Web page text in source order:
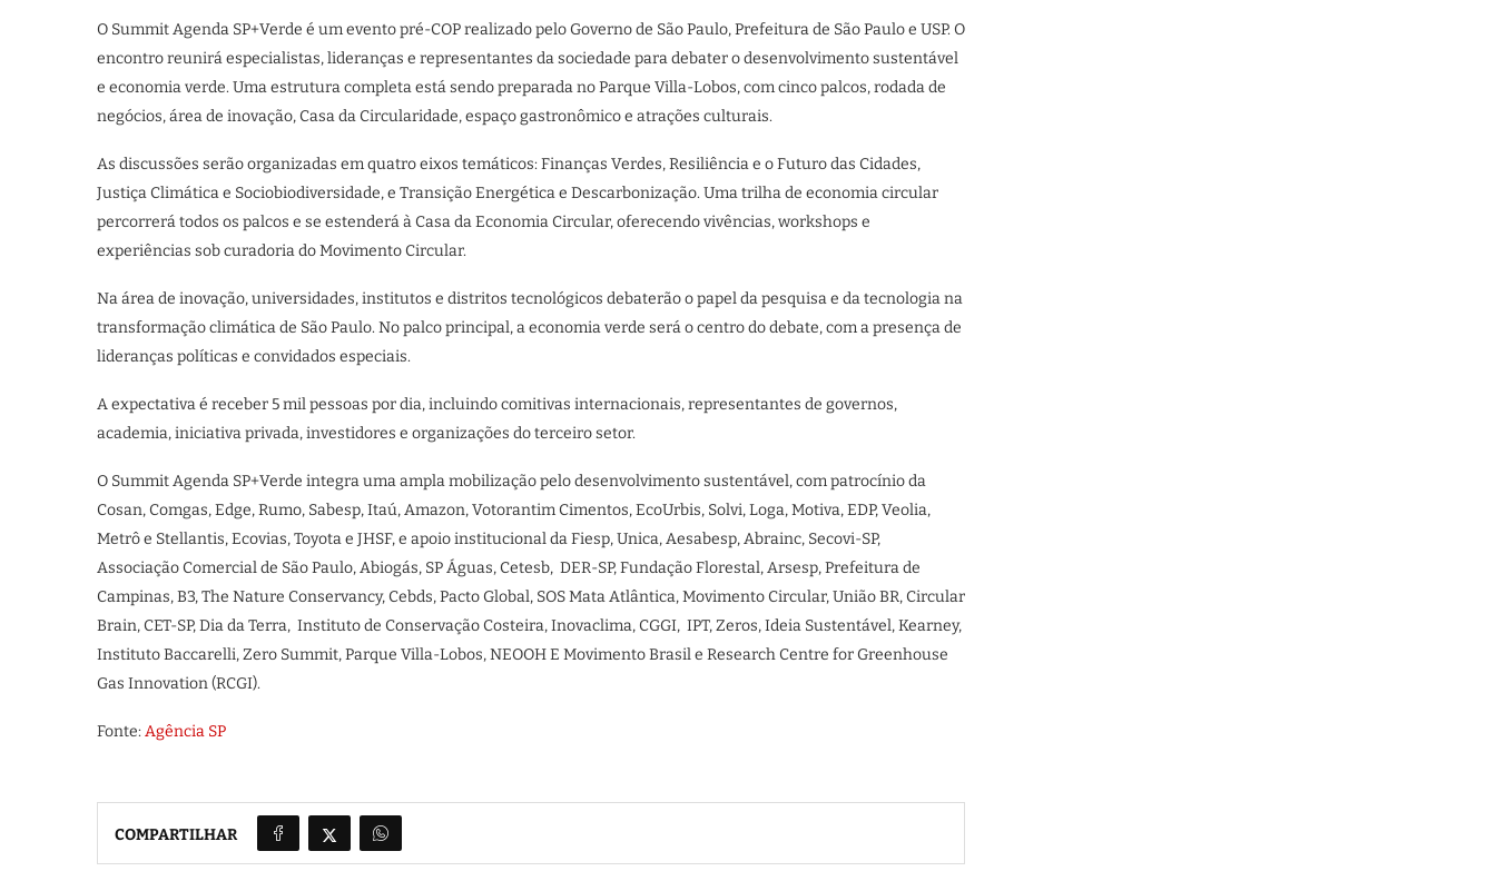
O Summit Agenda SP+Verde é um evento pré-COP realizado pelo Governo de São Paulo, Prefeitura de São Paulo e USP. O
encontro reunirá especialistas, lideranças e representantes da sociedade para debater o desenvolvimento sustentável
e economia verde. Uma estrutura completa está sendo preparada no Parque Villa-Lobos, com cinco palcos, rodada de
negócios, área de inovação, Casa da Circularidade, espaço gastronômico e atrações culturais.
As discussões serão organizadas em quatro eixos temáticos: Finanças Verdes, Resiliência e o Futuro das Cidades,
Justiça Climática e Sociobiodiversidade, e Transição Energética e Descarbonização. Uma trilha de economia circular
percorrerá todos os palcos e se estenderá à Casa da Economia Circular, oferecendo vivências, workshops e
experiências sob curadoria do Movimento Circular.
Na área de inovação, universidades, institutos e distritos tecnológicos debaterão o papel da pesquisa e da tecnologia na
transformação climática de São Paulo. No palco principal, a economia verde será o centro do debate, com a presença de
lideranças políticas e convidados especiais.
A expectativa é receber 5 mil pessoas por dia, incluindo comitivas internacionais, representantes de governos,
academia, iniciativa privada, investidores e organizações do terceiro setor.
O Summit Agenda SP+Verde integra uma ampla mobilização pelo desenvolvimento sustentável, com patrocínio da
Cosan, Comgas, Edge, Rumo, Sabesp, Itaú, Amazon, Votorantim Cimentos, EcoUrbis, Solvi, Loga, Motiva, EDP, Veolia,
Metrô e Stellantis, Ecovias, Toyota e JHSF, e apoio institucional da Fiesp, Unica, Aesabesp, Abrainc, Secovi-SP,
Associação Comercial de São Paulo, Abiogás, SP Águas, Cetesb, DER-SP, Fundação Florestal, Arsesp, Prefeitura de
Campinas, B3, The Nature Conservancy, Cebds, Pacto Global, SOS Mata Atlântica, Movimento Circular, União BR, Circular
Brain, CET-SP, Dia da Terra, Instituto de Conservação Costeira, Inovaclima, CGGI, IPT, Zeros, Ideia Sustentável, Kearney,
Instituto Baccarelli, Zero Summit, Parque Villa-Lobos, NEOOH E Movimento Brasil e Research Centre for Greenhouse
Gas Innovation (RCGI).
Fonte: Agência SP
COMPARTILHAR